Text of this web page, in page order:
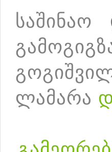
ლამარა